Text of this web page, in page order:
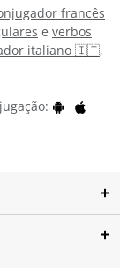
francês
e verbos
italiano 🇮🇹,